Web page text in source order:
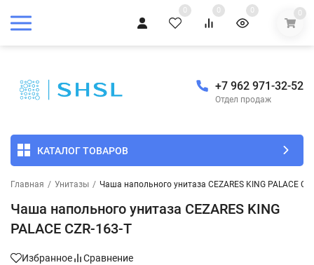
0 0 0 0
+7 962 971-32-52
Отдел продаж
КАТАЛОГ ТОВАРОВ
Главная / Унитазы / Чаша напольного унитаза CEZARES KING PALACE
Чаша напольного унитаза CEZARES KING
PALACE CZR-163-T
Избранное Сравнение